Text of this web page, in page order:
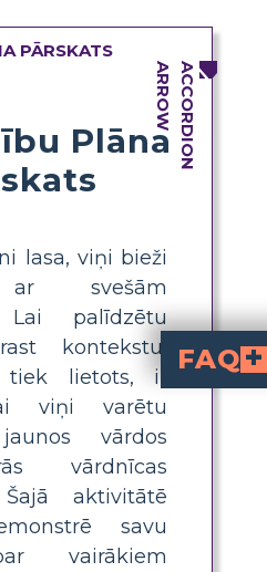
PĀRSKATS
Plāna
lasa, viņi bieži
ar svešām
Lai palīdzētu
kontekstu,
tiek lietots, ir
viņi varētu
vārdos
vārdnīcas
aktivitātē
savu
vairākiem
FAQ